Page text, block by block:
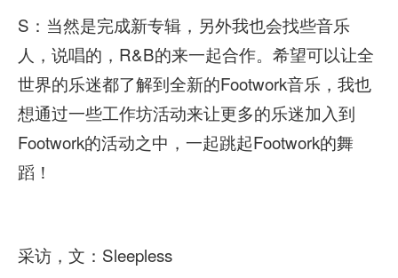
S：当然是完成新专辑，另外我也会找些音乐
人，说唱的，R&B的来一起合作。希望可以让全
世界的乐迷都了解到全新的Footwork音乐，我也
想通过一些工作坊活动来让更多的乐迷加入到
Footwork的活动之中，一起跳起Footwork的舞
蹈！
采访，文：Sleepless